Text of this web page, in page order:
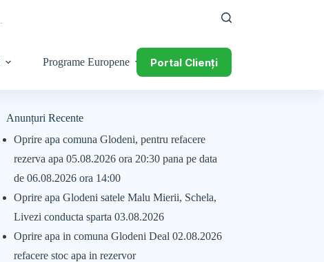
Programe Europene Portal Clienți
Anunțuri Recente
Oprire apa comuna Glodeni, pentru refacere
rezerva apa 05.08.2026 ora 20:30 pana pe data
de 06.08.2026 ora 14:00
Oprire apa Glodeni satele Malu Mierii, Schela,
Livezi conducta sparta 03.08.2026
Oprire apa in comuna Glodeni Deal 02.08.2026
refacere stoc apa in rezervor